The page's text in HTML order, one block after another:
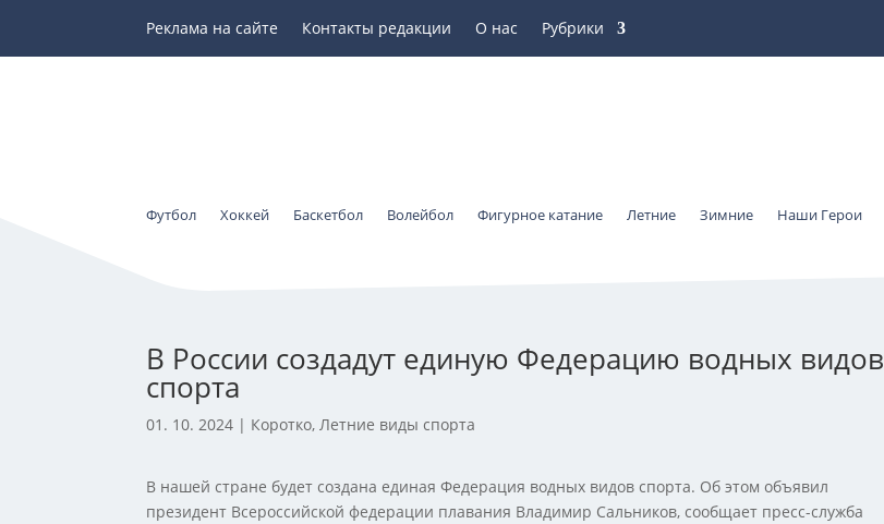
Реклама на сайте Контакты редакции О нас Рубрики
Футбол Хоккей Баскетбол Волейбол Фигурное катание Летние Зимние Наши Герои
В России создадут единую Федерацию водных видов
спорта
01. 10. 2024 | Коротко,Летние виды спорта
В нашей стране будет создана единая Федерация водных видов спорта. Об этом объявил
президент Всероссийской федерации плавания Владимир Сальников, сообщает пресс-служба